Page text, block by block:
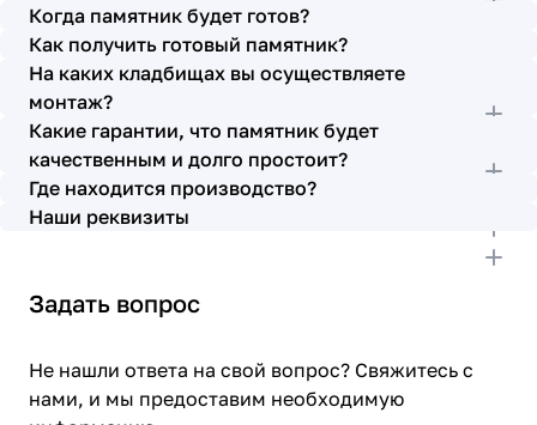
качественно. Я присутствовала при монтаже,
ребят это нисколько не смутило. Они, как и
Елена Николаевна, ответили на все мои вопросы,
которые возникли в процессе. Спасибо.
Выражаю благодарность от имени всей нашей
семьи за выполнение заказа в срок и
качественно. К руководству просьба по-
возможности премировать работников.
Когда памятник будет готов?
Как получить готовый памятник?
На каких кладбищах вы осуществляете
монтаж?
Какие гарантии, что памятник будет
качественным и долго простоит?
Где находится производство?
Наши реквизиты
Задать вопрос
Не нашли ответа на свой вопрос? Свяжитесь с
нами, и мы предоставим необходимую